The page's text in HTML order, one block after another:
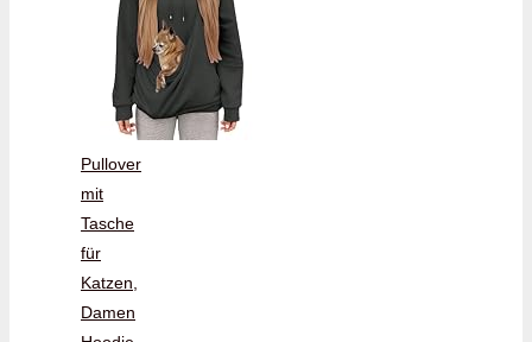
Pullover
mit
Tasche
für
Katzen,
Damen